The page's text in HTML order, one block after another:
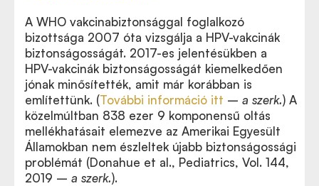
A WHO vakcinabiztonsággal foglalkozó
bizottsága 2007 óta vizsgálja a HPV-vakcinák
biztonságosságát. 2017-es jelentésükben a
HPV-vakcinák biztonságosságát kiemelkedően
jónak minősítették, amit már korábban is
említettünk. (További információ itt – a szerk.) A
közelmúltban 838 ezer 9 komponensű oltás
mellékhatásait elemezve az Amerikai Egyesült
Államokban nem észleltek újabb biztonságossági
problémát (Donahue et al., Pediatrics, Vol. 144,
2019 – a szerk.).